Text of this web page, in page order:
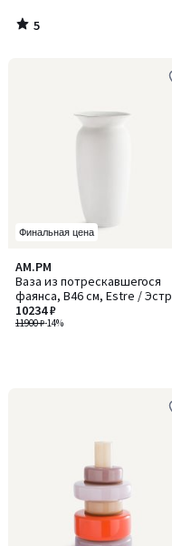
5
/
Финальная цена
AM.PM
Ваза из потрескавшегося
фаянса, В46 см, Estre / Эстр
11900 ₽-14%
10234 ₽